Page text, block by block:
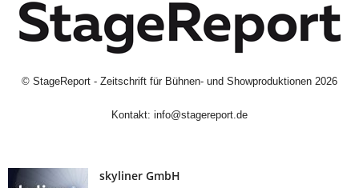
© StageReport - Zeitschrift für Bühnen- und Showproduktionen 2026
Kontakt: info@stagereport.de
skyliner GmbH